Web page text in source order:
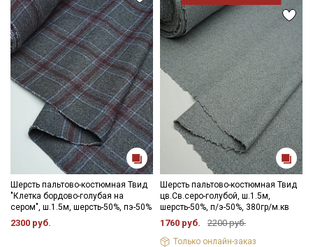
Шерсть пальтово-костюмная Твид
"Клетка бордово-голубая на
сером", ш.1.5м, шерсть-50%, пэ-50%
2300 руб.
Шерсть пальтово-костюмная Твид
цв.Св.серо-голубой, ш.1.5м,
шерсть-50%, п/э-50%, 380гр/м.кв
1760 руб. 2200 руб.
Только онлайн-заказ